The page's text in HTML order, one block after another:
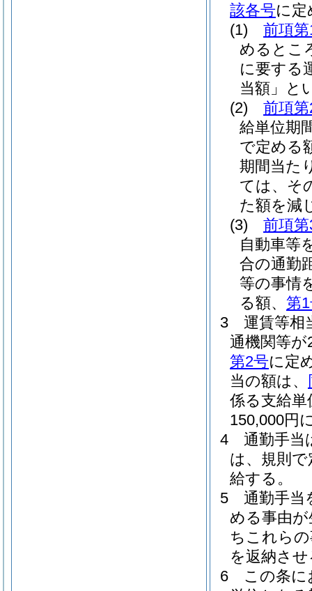
該各号に
(1)
前項
めるとこ
に要する
当額」と
(2)
前項
給単位期
で定める
期間当た
ては、そ
た額を減
(3)
前項
自動車等
合の通勤
等の事情
る額、 第
3
運賃等相
通機関等
第2号に定
当の額は、
係る支給
150,000円
4
通勤手当
は、規則
給する。
5
通勤手当
める事由
ちこれら
を返納さ
6
この条に